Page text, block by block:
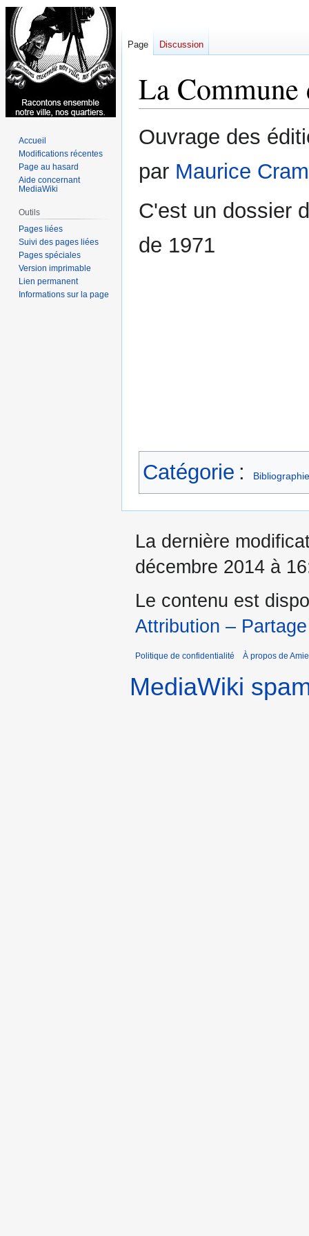
La
Aller
à
navigation
Aller
à
recherche
Ouvrage des
par Maurice
C'est un dossier
de 1971
Catégorie :
Page Discussion
Accueil
Modifications récentes
Page au hasard
Aide concernant
MediaWiki
Outils
Pages liées
Suivi des pages liées
Pages spéciales
Version imprimable
Lien permanent
Informations sur la page
La dernière
décembre 2014 à
Le contenu est
Attribution –
Politique de confidentialité À propos de
MediaWiki